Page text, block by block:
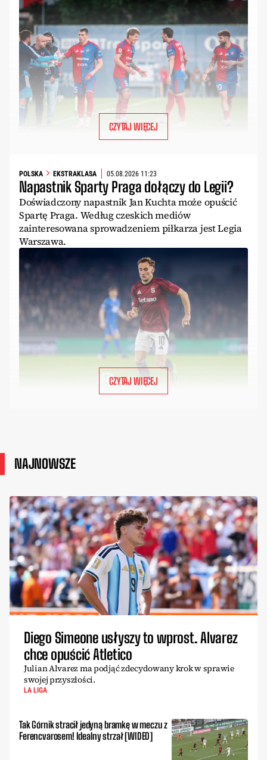
CZYTAJ WIĘCEJ
POLSKA EKSTRAKLASA 05.08.2026 11:23
Napastnik Sparty Praga dołączy do Legii?
Doświadczony napastnik Jan Kuchta może opuścić
Spartę Praga. Według czeskich mediów
zainteresowana sprowadzeniem piłkarza jest Legia
Warszawa.
CZYTAJ WIĘCEJ
NAJNOWSZE
Diego Simeone usłyszy to wprost. Alvarez
chce opuścić Atletico
Julian Alvarez ma podjąć zdecydowany krok w sprawie
swojej przyszłości.
LA LIGA
Tak Górnik stracił jedyną bramkę w meczu z
Ferencvarosem! Idealny strzał [WIDEO]